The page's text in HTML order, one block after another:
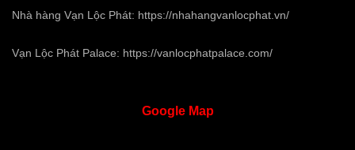
Nhà hàng Vạn Lộc Phát: https://nhahangvanlocphat.vn/
Vạn Lộc Phát Palace: https://vanlocphatpalace.com/
GoogleMap